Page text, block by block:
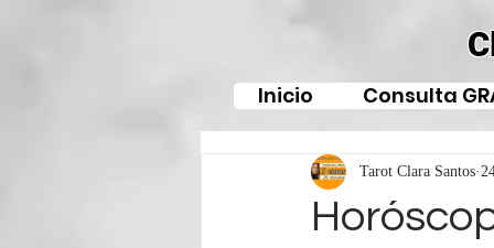
Inicio Consulta
Tarot Clara Santos